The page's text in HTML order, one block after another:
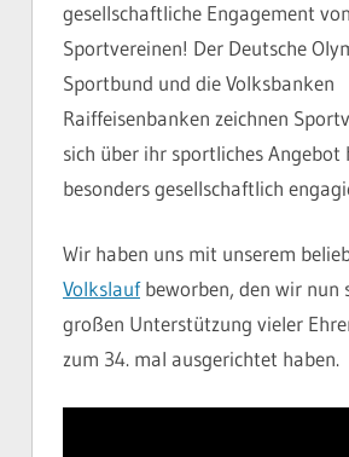
gesellschaftliche Engagement von
Sportvereinen! Der Deutsche
Sportbund und die Volksbanken
Raiffeisenbanken zeichnen
sich über ihr sportliches Angebot
besonders gesellschaftlich
Wir haben uns mit unserem
Volkslaufbeworben, den wir nun
großen Unterstützung vieler
zum 34. mal ausgerichtet haben.